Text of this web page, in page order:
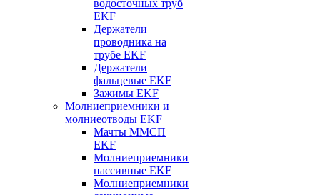
водосточных труб
EKF
Держатели
проводника на
трубе EKF
Держатели
фальцевые EKF
Зажимы EKF
Молниеприемники и
молниеотводы EKF
Мачты ММСП
EKF
Молниеприемники
пассивные EKF
Молниеприемники